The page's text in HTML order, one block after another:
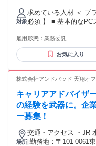
対象
求めている人材 ＜ ブ
必須 】 ■ 基本的なPC
に自信がない方もお気軽にお
】 ■ オフィスワーク
ーサービス･サポート
営業のご経験 ■ 金融･保険業界の
しながら自由に働きた
でできる仕事を探して
たい ❯❯❯ こんなキーワードで探す方にも ＿.＿.＿.＿.＿.＿.
＿.＿.＿.＿.＿.＿.＿.＿ ・保険プランナー ・ライフプランナー
・ファイナンシャルプ
営業 ・ルート営業、
雇用形態： 業務委託
お気に入り
株式会社アンドパッド 天翔オ
キャリアアドバイザ
の経験を武器に。企
ー募集！
場所
交通・アクセス ・JR
水道橋駅 徒歩7分 ・
[勤務地：〒101-0061